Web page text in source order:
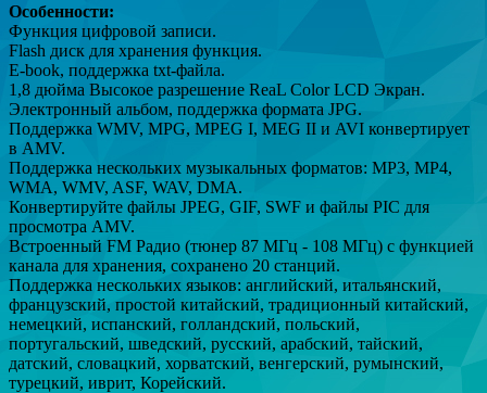
Особенности:
Функция цифровой записи.
Flash диск для хранения функция.
E-book, поддержка txt-файла.
1,8 дюйма Высокое разрешение ReaL Color LCD Экран.
Электронный альбом, поддержка формата JPG.
Поддержка WMV, MPG, MPEG I, MEG II и AVI конвертирует
в AMV.
Поддержка нескольких музыкальных форматов: MP3, MP4,
WMA, WMV, ASF, WAV, DMA.
Конвертируйте файлы JPEG, GIF, SWF и файлы PIC для
просмотра AMV.
Встроенный FM Радио (тюнер 87 МГц - 108 МГц) с функцией
канала для хранения, сохранено 20 станций.
Поддержка нескольких языков: английский, итальянский,
французский, простой китайский, традиционный китайский,
немецкий, испанский, голландский, польский,
португальский, шведский, русский, арабский, тайский,
датский, словацкий, хорватский, венгерский, румынский,
турецкий, иврит, Корейский.